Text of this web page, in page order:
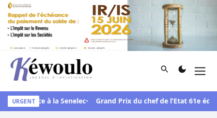
Aller au contenu
Kéwoulo, le premier site d'information et d'investigation
Rechercher
URGENT
face à la Senelec Grand Prix du chef de l’Etat 61e